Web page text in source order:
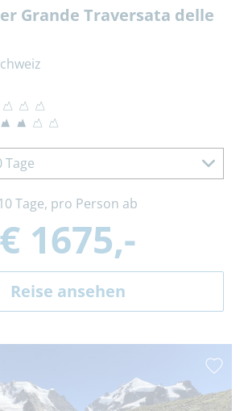
Grande Traversata delle
Tage
10 Tage, pro Person ab
€ 1675,-
Reise ansehen